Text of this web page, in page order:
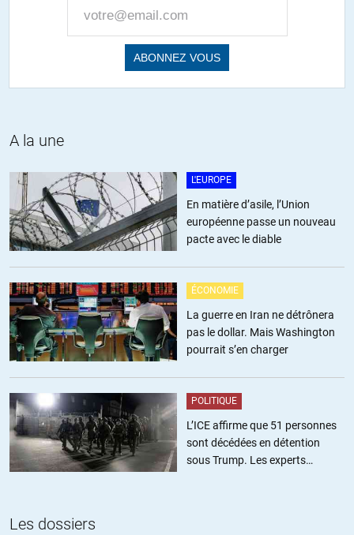
A la une
L'EUROPE
En matière d’asile, l’Union
européenne passe un nouveau
pacte avec le diable
ÉCONOMIE
La guerre en Iran ne détrônera
pas le dollar. Mais Washington
pourrait s’en charger
POLITIQUE
L’ICE affirme que 51 personnes
sont décédées en détention
sous Trump. Les experts
Les dossiers